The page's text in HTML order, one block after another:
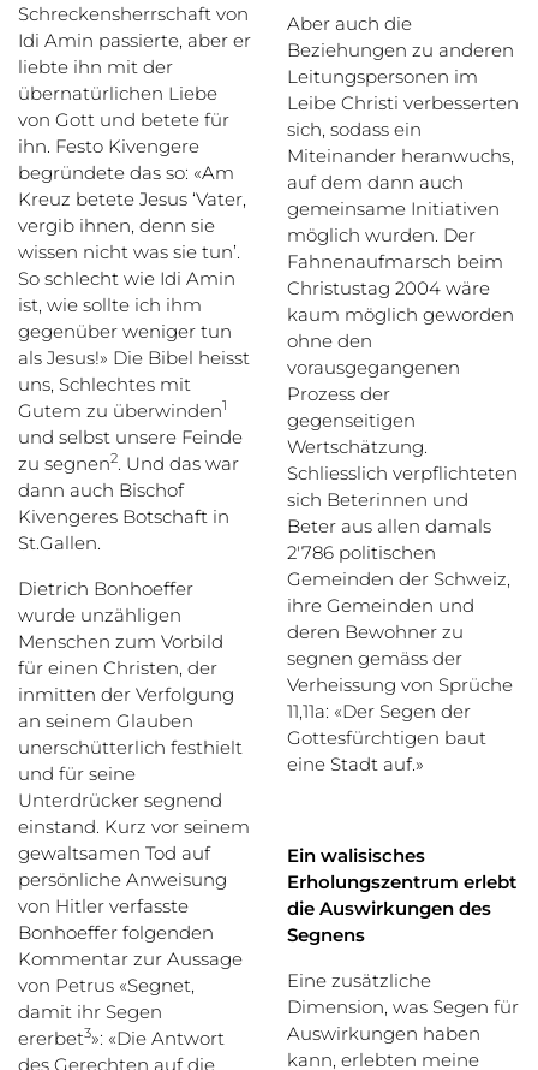
Schreckensherrschaft von
Idi Amin passierte, aber er
liebte ihn mit der
übernatürlichen Liebe
von Gott und betete für
ihn. Festo Kivengere
begründete das so: «Am
Kreuz betete Jesus ‘Vater,
vergib ihnen, denn sie
wissen nicht was sie tun’.
So schlecht wie Idi Amin
ist, wie sollte ich ihm
gegenüber weniger tun
als Jesus!» Die Bibel heisst
uns, Schlechtes mit
Gutem zu überwinden1
und selbst unsere Feinde
zu segnen2. Und das war
dann auch Bischof
Kivengeres Botschaft in
St.Gallen.
Dietrich Bonhoeffer
wurde unzähligen
Menschen zum Vorbild
für einen Christen, der
inmitten der Verfolgung
an seinem Glauben
unerschütterlich festhielt
und für seine
Unterdrücker segnend
einstand. Kurz vor seinem
gewaltsamen Tod auf
persönliche Anweisung
von Hitler verfasste
Bonhoeffer folgenden
Kommentar zur Aussage
von Petrus «Segnet,
damit ihr Segen
ererbet3»: «Die Antwort
des Gerechten auf die
Aber auch die
Beziehungen zu anderen
Leitungspersonen im
Leibe Christi verbesserten
sich, sodass ein
Miteinander heranwuchs,
auf dem dann auch
gemeinsame Initiativen
möglich wurden. Der
Fahnenaufmarsch beim
Christustag 2004 wäre
kaum möglich geworden
ohne den
vorausgegangenen
Prozess der
gegenseitigen
Wertschätzung.
Schliesslich verpflichteten
sich Beterinnen und
Beter aus allen damals
2'786 politischen
Gemeinden der Schweiz,
ihre Gemeinden und
deren Bewohner zu
segnen gemäss der
Verheissung von Sprüche
11,11a: «Der Segen der
Gottesfürchtigen baut
eine Stadt auf.»
Ein walisisches
Erholungszentrum erlebt
die Auswirkungen des
Segnens
Eine zusätzliche
Dimension, was Segen für
Auswirkungen haben
kann, erlebten meine